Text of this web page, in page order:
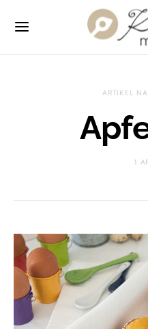
ARTIKEL
1